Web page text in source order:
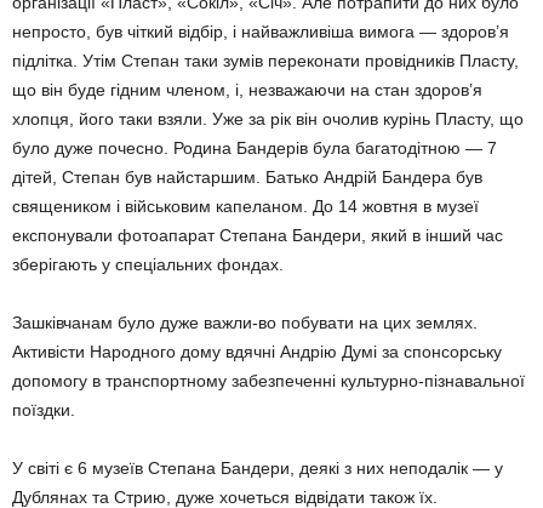
непросто, був чіткий відбір, і найважливіша вимога — здоров’я
підлітка. Утім Степан таки зумів переконати провідників Пласту,
що він буде гідним членом, і, незважаючи на стан здоров’я
хлопця, його таки взяли. Уже за рік він очолив курінь Пласту, що
було дуже почесно. Родина Бандерів була багатодітною — 7
дітей, Степан був найстаршим. Батько Андрій Бандера був
священиком і військовим капеланом. До 14 жовтня в музеї
експонували фотоапарат Степана Бандери, який в інший час
зберігають у спеціальних фондах.
Зашківчанам було дуже важли-во побувати на цих землях.
Активісти Народного дому вдячні Андрію Думі за спонсорську
допомогу в транспортному забезпеченні культурно-пізнавальної
поїздки.
У світі є 6 музеїв Степана Бандери, деякі з них неподалік — у
Дублянах та Стрию, дуже хочеться відвідати також їх.